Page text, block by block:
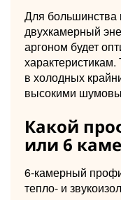
Для большинства
двухкамерный
аргоном будет
в холодных
высокими
Какой
или 6
6-камерный
тепло- и